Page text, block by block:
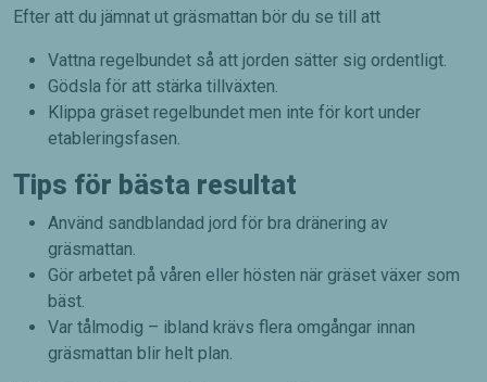
Efter att du jämnat ut gräsmattan bör du se till att
Vattna regelbundet så att jorden sätter sig ordentligt.
Gödsla för att stärka tillväxten.
Klippa gräset regelbundet men inte för kort under
etableringsfasen.
Tips för bästa resultat
Använd sandblandad jord för bra dränering av
gräsmattan.
Gör arbetet på våren eller hösten när gräset växer som
bäst.
Var tålmodig – ibland krävs flera omgångar innan
gräsmattan blir helt plan.